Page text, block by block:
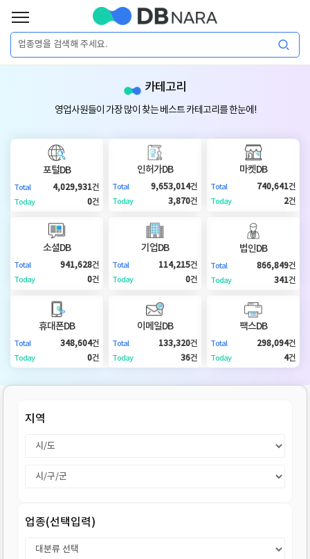
로
그
합
털
인
DB
인
휴
지역
업종(선택입력)
카테고리
영업사원들이 가장 많이 찾는 베스트 카테고리를 한눈에!
포털DB
Total 4,029,931건
Today 0건
인허가DB
Total 9,653,014건
Today 3,870건
마켓DB
Total 740,641건
Today 2건
소셜DB
Total 941,628건
Today 0건
기업DB
Total 114,215건
Today 0건
법인DB
Total 866,849건
Today 341건
휴대폰DB
Total 348,604건
Today 0건
이메일DB
Total 133,320건
Today 36건
팩스DB
Total 298,094건
Today 4건